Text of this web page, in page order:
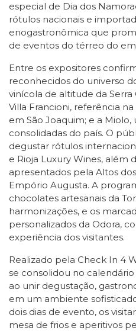
especial de Dia dos
rótulos nacionais e
enogastronômica que
de eventos do térreo do
Entre os expositores
reconhecidos do universo
vinícola de altitude da Serra
Villa Francioni, referência
em São Joaquim; e a Miolo,
consolidadas do país. O
degustar rótulos
e Rioja Luxury Wines,
apresentados pela Altos
Empório Augusta. A
chocolates artesanais da
harmonizações, e os
personalizados da Odora,
experiência dos visitantes.
Realizado pela Check In 4
se consolidou no
ao unir degustação,
em um ambiente
dois dias de evento, os
mesa de frios e aperitivos